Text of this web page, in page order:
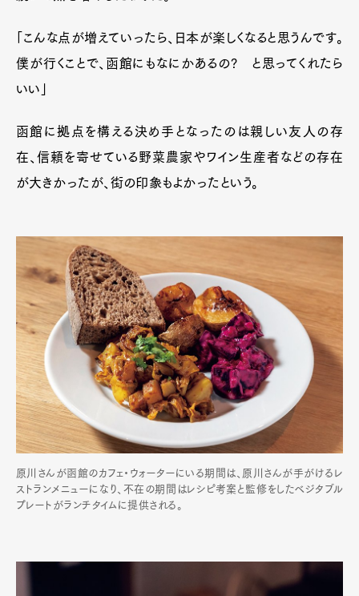
「こんな点が増えていったら、日本が楽しくなると思うんです。
僕が行くことで、函館にもなにかあるの? と思ってくれたら
いい」
函館に拠点を構える決め手となったのは親しい友人の存
在、信頼を寄せている野菜農家やワイン生産者などの存在
が大きかったが、街の印象もよかったという。
原川さんが函館のカフェ・ウォーターにいる期間は、原川さんが手がけるレ
ストランメニューになり、不在の期間はレシピ考案と監修をしたベジタブル
プレートがランチタイムに提供される。